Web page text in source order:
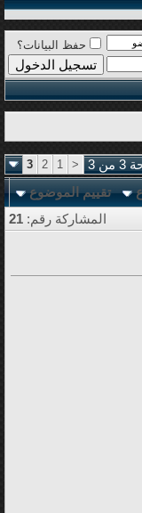
حفظ البيانات؟
3
<
1
2
3
تقييم الموضوع
المشاركة رقم: 21